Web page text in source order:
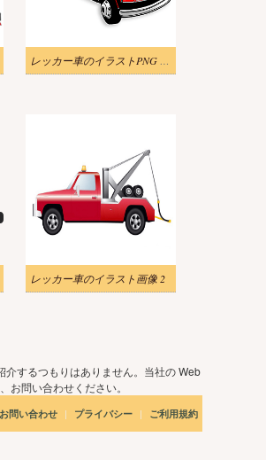
レッカー車のイラストPNG 画像
レッカー車のイラスト画像 2
するつもりはありません。当社の Web
問い合わせください。
お問い合わせ | プライバシー | ご利用規約